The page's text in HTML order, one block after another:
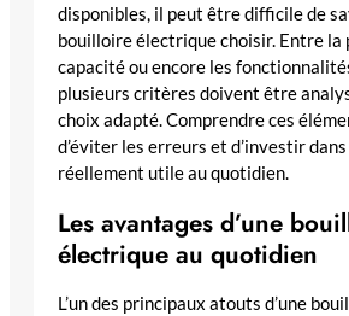
disponibles, il peut être difficile de
bouilloire électrique choisir. Entre la
capacité ou encore les
plusieurs critères doivent être
choix adapté. Comprendre ces
d’éviter les erreurs et d’investir
réellement utile au quotidien.
Les avantages d’une
électrique au quotidien
L’un des principaux atouts d’une